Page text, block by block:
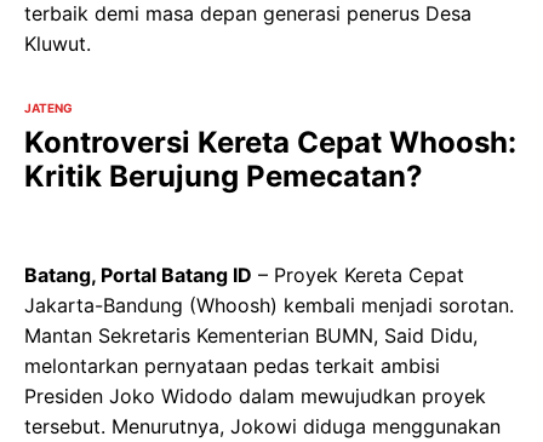
terbaik demi masa depan generasi penerus Desa
Kluwut.
JATENG
Kontroversi Kereta Cepat Whoosh:
Kritik Berujung Pemecatan?
Batang, Portal Batang ID – Proyek Kereta Cepat
Jakarta-Bandung (Whoosh) kembali menjadi sorotan.
Mantan Sekretaris Kementerian BUMN, Said Didu,
melontarkan pernyataan pedas terkait ambisi
Presiden Joko Widodo dalam mewujudkan proyek
tersebut. Menurutnya, Jokowi diduga menggunakan